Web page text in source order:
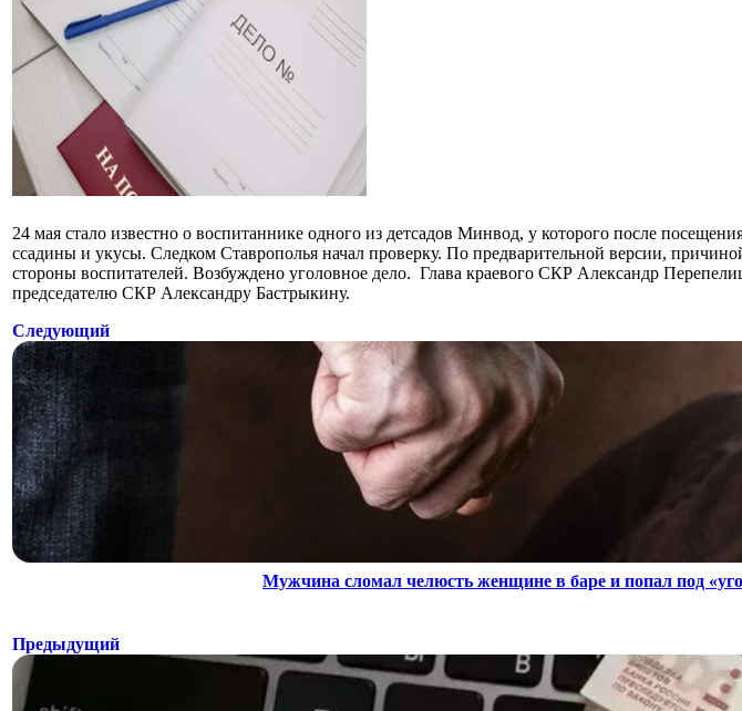
24 мая стало известно о воспитаннике одного из детсадов Минвод, у которого после
ссадины и укусы. Следком Ставрополья начал проверку. По предварительной версии,
стороны воспитателей. Возбуждено уголовное дело. Глава краевого СКР Александр
председателю СКР Александру Бастрыкину.
Следующий
Мужчина сломал челюсть женщине в баре и попал под
Предыдущий